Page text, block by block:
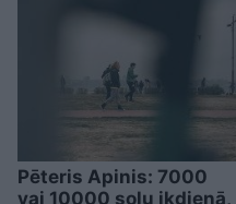
Pēteris Apinis: 7000
vai 10000 soļu ikdienā,